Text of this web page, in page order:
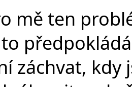
mě ten
záchvat, kdy